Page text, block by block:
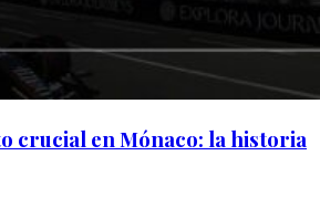
crucial en Mónaco: la historia